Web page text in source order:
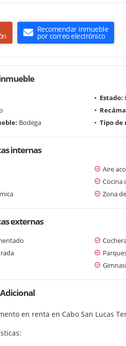
Recomendar inmueble
por correo electrónico
Estado:
Bodega Tipo de
internas
Aire
Cocina
Zona
externas
en renta en Cabo San Lucas